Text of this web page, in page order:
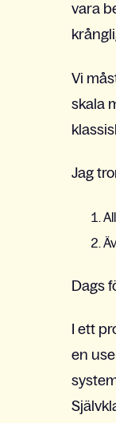
vara
Vi
skala
Jag
Dags
I ett
en